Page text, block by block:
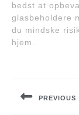
bedst at
glasbeholdere
du mindske
hjem.
PREVIOUS